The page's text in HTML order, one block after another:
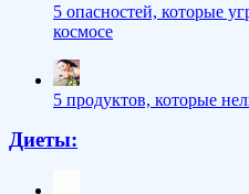
5 опасностей, которые
космосе
5 продуктов, которые
Диеты: